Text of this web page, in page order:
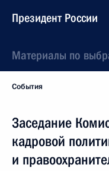
Президент России
Материалы по
События
Заседание
кадровой
и